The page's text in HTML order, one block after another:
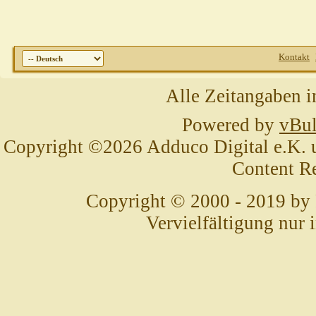
Kontakt
Alle Zeitangaben
Powered by
Copyright ©2026 Adduco Digital e.K.
Content
Copyright © 2000 - 2019 by
Vervielfältigung nur